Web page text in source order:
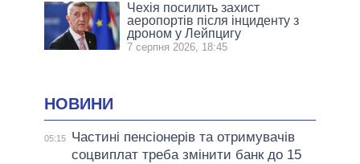
Чехія посилить захист
аеропортів після інциденту з
дроном у Лейпцигу
7 серпня 2026, 18:45
НОВИНИ
05:15
Частині пенсіонерів та отримувачів
соцвиплат треба змінити банк до 15